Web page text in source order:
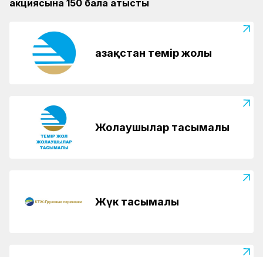
акциясына 150 бала қатысты
Қазақстан темір жолы
Жолаушылар тасымалы
Жүк тасымалы